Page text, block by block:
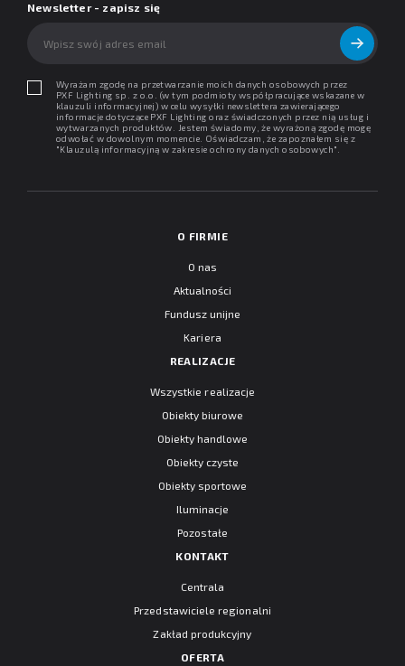
Newsletter - zapisz się
Wyrażam zgodę na przetwarzanie moich danych osobowych przez
PXF Lighting sp. z o.o. (w tym podmioty współpracujące wskazane w
klauzuli informacyjnej) w celu wysyłki newslettera zawierającego
informacje dotyczące PXF Lighting oraz świadczonych przez nią usług i
wytwarzanych produktów. Jestem świadomy, że wyrażoną zgodę mogę
odwołać w dowolnym momencie. Oświadczam, że zapoznałem się z
"Klauzulą informacyjną w zakresie ochrony danych osobowych".
O FIRMIE
O nas
Aktualności
Fundusz unijne
Kariera
REALIZACJE
Wszystkie realizacje
Obiekty biurowe
Obiekty handlowe
Obiekty czyste
Obiekty sportowe
Iluminacje
Pozostałe
KONTAKT
Centrala
Przedstawiciele regionalni
Zakład produkcyjny
OFERTA